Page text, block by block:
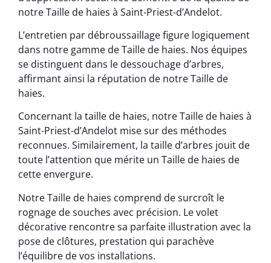
notre Taille de haies à Saint-Priest-d’Andelot.
L’entretien par débroussaillage figure logiquement
dans notre gamme de Taille de haies. Nos équipes
se distinguent dans le dessouchage d’arbres,
affirmant ainsi la réputation de notre Taille de
haies.
Concernant la taille de haies, notre Taille de haies à
Saint-Priest-d’Andelot mise sur des méthodes
reconnues. Similairement, la taille d’arbres jouit de
toute l’attention que mérite un Taille de haies de
cette envergure.
Notre Taille de haies comprend de surcroît le
rognage de souches avec précision. Le volet
décorative rencontre sa parfaite illustration avec la
pose de clôtures, prestation qui parachève
l’équilibre de vos installations.